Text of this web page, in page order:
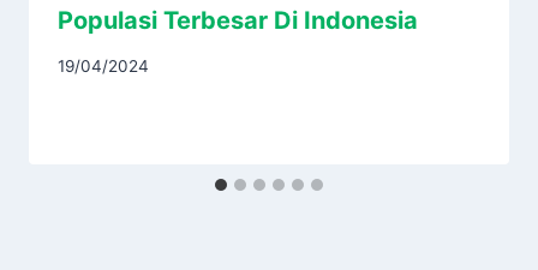
Populasi Terbesar Di Indonesia
19/04/2024